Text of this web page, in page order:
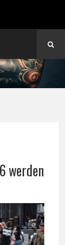
werden